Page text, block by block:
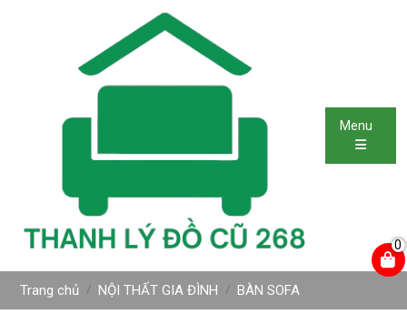
Menu
Trang chủ NỘI THẤT GIA ĐÌNH BÀN SOFA
0